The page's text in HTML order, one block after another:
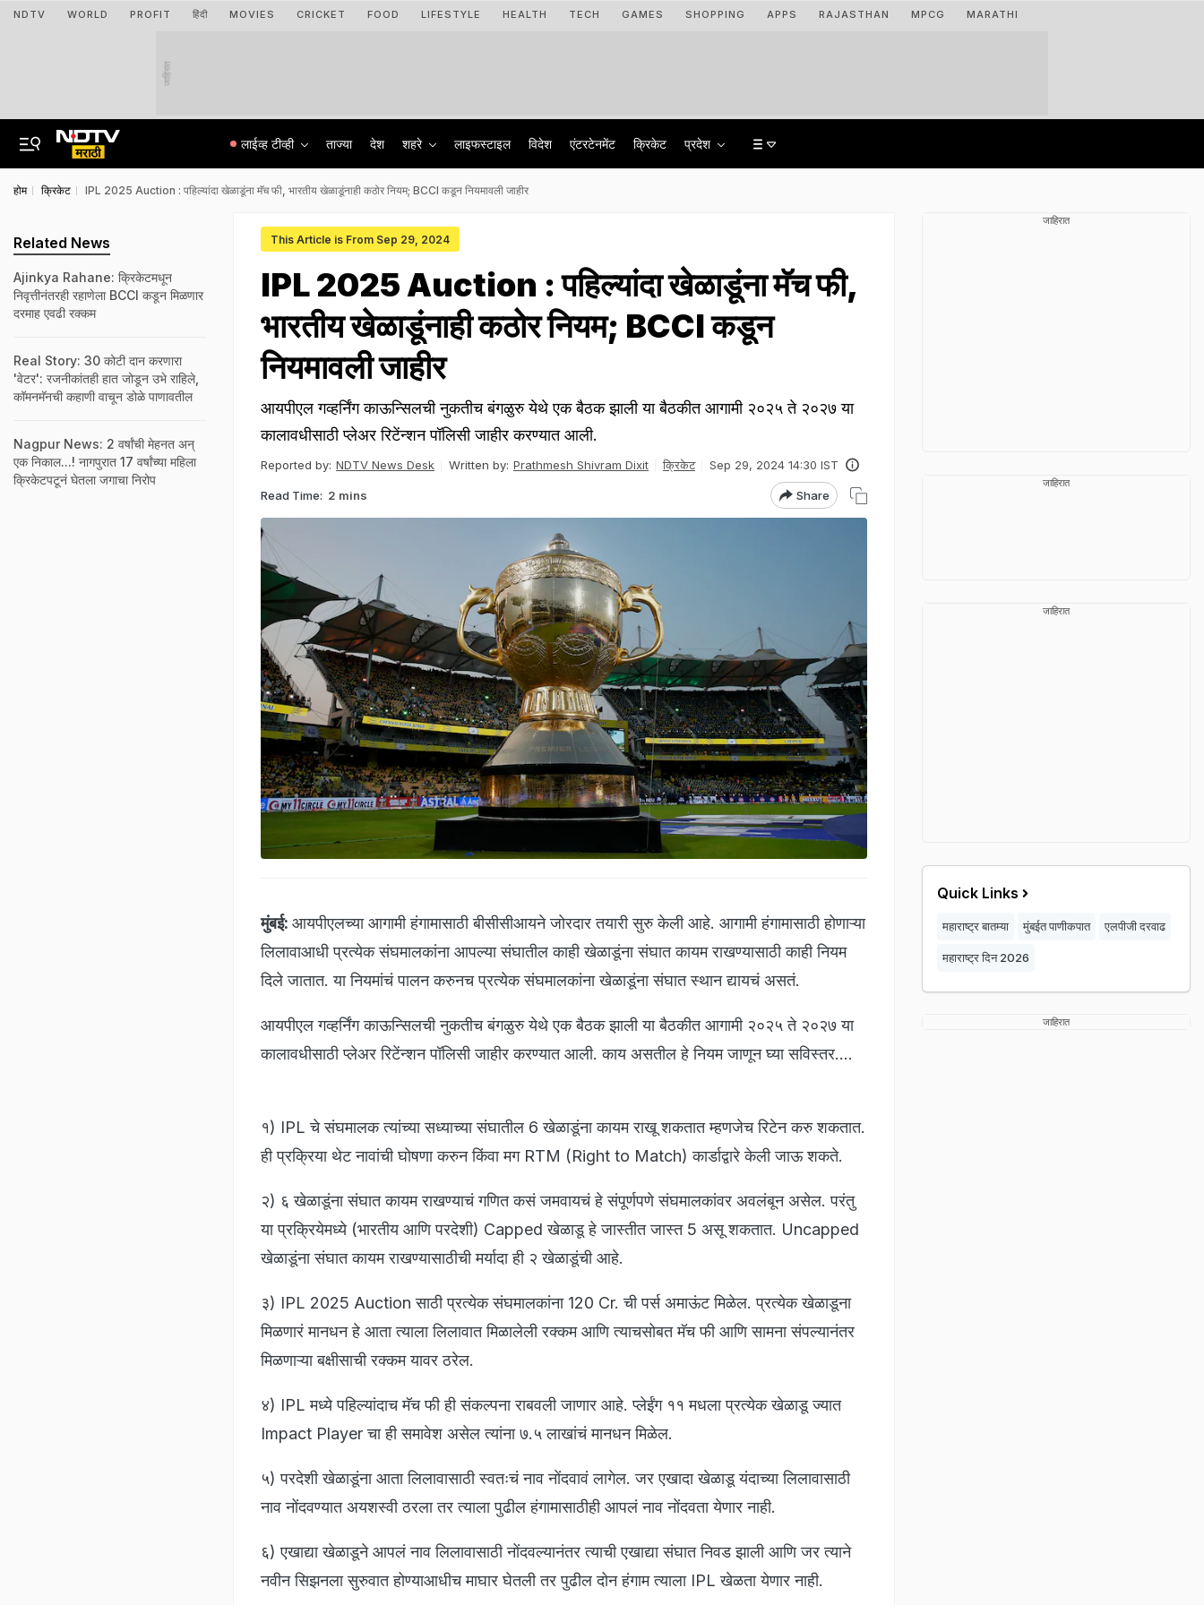
NDTV WORLD PROFIT हिंदी MOVIES CRICKET FOOD LIFESTYLE HEALTH TECH GAMES SHOPPING APPS RAJASTHAN MPCG MARATHI
जाहिरात
लाईव्ह टीव्ही ताज्या देश शहरे लाइफस्टाइल विदेश एंटरटेनमेंट क्रिकेट प्रदेश
होम क्रिकेट IPL 2025 Auction : पहिल्यांदा खेळाडूंना मॅच फी, भारतीय खेळाडूंनाही कठोर नियम; BCCI कडून नियमावली जाहीर
This Article is From Sep 29, 2024
IPL 2025 Auction : पहिल्यांदा खेळाडूंना मॅच फी,
भारतीय खेळाडूंनाही कठोर नियम; BCCI कडून
नियमावली जाहीर
आयपीएल गव्हर्निंग काऊन्सिलची नुकतीच बंगळुरु येथे एक बैठक झाली या बैठकीत आगामी २०२५ ते २०२७ या
कालावधीसाठी प्लेअर रिटेंन्शन पॉलिसी जाहीर करण्यात आली.
Reported by: NDTV News Desk Written by: Prathmesh Shivram Dixit क्रिकेट Sep 29, 2024 14:30 IST
Read Time: 2 mins Share
मुंबई: आयपीएलच्या आगामी हंगामासाठी बीसीसीआयने जोरदार तयारी सुरु केली आहे. आगामी हंगामासाठी होणाऱ्या
लिलावाआधी प्रत्येक संघमालकांना आपल्या संघातील काही खेळाडूंना संघात कायम राखण्यासाठी काही नियम
दिले जातात. या नियमांचं पालन करुनच प्रत्येक संघमालकांना खेळाडूंना संघात स्थान द्यायचं असतं.
आयपीएल गव्हर्निंग काऊन्सिलची नुकतीच बंगळुरु येथे एक बैठक झाली या बैठकीत आगामी २०२५ ते २०२७ या
कालावधीसाठी प्लेअर रिटेंन्शन पॉलिसी जाहीर करण्यात आली. काय असतील हे नियम जाणून घ्या सविस्तर....
१) IPL चे संघमालक त्यांच्या सध्याच्या संघातील 6 खेळाडूंना कायम राखू शकतात म्हणजेच रिटेन करु शकतात.
ही प्रक्रिया थेट नावांची घोषणा करुन किंवा मग RTM (Right to Match) कार्डाद्वारे केली जाऊ शकते.
२) ६ खेळाडूंना संघात कायम राखण्याचं गणित कसं जमवायचं हे संपूर्णपणे संघमालकांवर अवलंबून असेल. परंतु
या प्रक्रियेमध्ये (भारतीय आणि परदेशी) Capped खेळाडू हे जास्तीत जास्त 5 असू शकतात. Uncapped
खेळाडूंना संघात कायम राखण्यासाठीची मर्यादा ही २ खेळाडूंची आहे.
३) IPL 2025 Auction साठी प्रत्येक संघमालकांना 120 Cr. ची पर्स अमाऊंट मिळेल. प्रत्येक खेळाडूना
मिळणारं मानधन हे आता त्याला लिलावात मिळालेली रक्कम आणि त्याचसोबत मॅच फी आणि सामना संपल्यानंतर
मिळणाऱ्या बक्षीसाची रक्कम यावर ठरेल.
४) IPL मध्ये पहिल्यांदाच मॅच फी ही संकल्पना राबवली जाणार आहे. प्लेईंग ११ मधला प्रत्येक खेळाडू ज्यात
Impact Player चा ही समावेश असेल त्यांना ७.५ लाखांचं मानधन मिळेल.
५) परदेशी खेळाडूंना आता लिलावासाठी स्वतःचं नाव नोंदवावं लागेल. जर एखादा खेळाडू यंदाच्या लिलावासाठी
नाव नोंदवण्यात अयशस्वी ठरला तर त्याला पुढील हंगामासाठीही आपलं नाव नोंदवता येणार नाही.
६) एखाद्या खेळाडूने आपलं नाव लिलावासाठी नोंदवल्यानंतर त्याची एखाद्या संघात निवड झाली आणि जर त्याने
नवीन सिझनला सुरुवात होण्याआधीच माघार घेतली तर पुढील दोन हंगाम त्याला IPL खेळता येणार नाही.
Related News
Ajinkya Rahane: क्रिकेटमधून
निवृत्तीनंतरही रहाणेला BCCI कडून मिळणार
दरमाह एवढी रक्कम
Real Story: 30 कोटी दान करणारा
'वेटर': रजनीकांतही हात जोडून उभे राहिले,
कॉमनमॅनची कहाणी वाचून डोळे पाणावतील
Nagpur News: 2 वर्षांची मेहनत अन्
एक निकाल...! नागपुरात 17 वर्षांच्या महिला
क्रिकेटपटूनं घेतला जगाचा निरोप
जाहिरात
जाहिरात
जाहिरात
Quick Links
महाराष्ट्र बातम्या मुंबईत पाणीकपात एलपीजी दरवाढ
महाराष्ट्र दिन 2026
जाहिरात